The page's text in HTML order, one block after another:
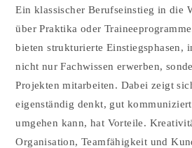
Ein klassischer Berufseinstieg in die
über Praktika oder
bieten strukturierte Einstiegsphasen,
nicht nur Fachwissen erwerben,
Projekten mitarbeiten. Dabei zeigt
eigenständig denkt, gut
umgehen kann, hat Vorteile.
Organisation, Teamfähigkeit und